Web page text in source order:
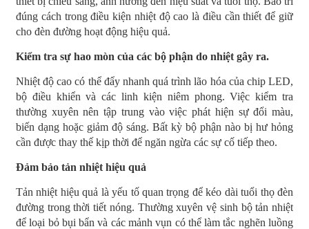
đúng cách trong điều kiện nhiệt độ cao là điều cần thiết để giữ
cho đèn đường hoạt động hiệu quả.
Kiểm tra sự hao mòn của các bộ phận do nhiệt gây ra.
Nhiệt độ cao có thể đẩy nhanh quá trình lão hóa của chip LED,
bộ điều khiển và các linh kiện niêm phong. Việc kiểm tra
thường xuyên nên tập trung vào việc phát hiện sự đổi màu,
biến dạng hoặc giảm độ sáng. Bất kỳ bộ phận nào bị hư hỏng
cần được thay thế kịp thời để ngăn ngừa các sự cố tiếp theo.
Đảm bảo tản nhiệt hiệu quả
Tản nhiệt hiệu quả là yếu tố quan trọng để kéo dài tuổi thọ đèn
đường trong thời tiết nóng. Thường xuyên vệ sinh bộ tản nhiệt
để loại bỏ bụi bẩn và các mảnh vụn có thể làm tắc nghẽn luồng